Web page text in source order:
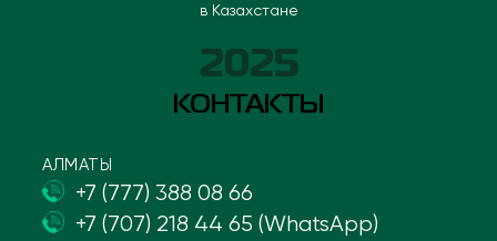
в Казахстане
2025
КОНТАКТЫ
АЛМАТЫ
+7 (777) 388 08 66
+7 (707) 218 44 65 (WhatsApp)